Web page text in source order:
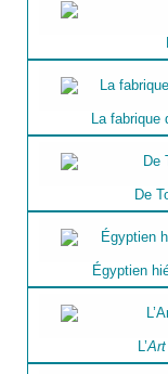
La fabrique
De
Égyptien
L’Art